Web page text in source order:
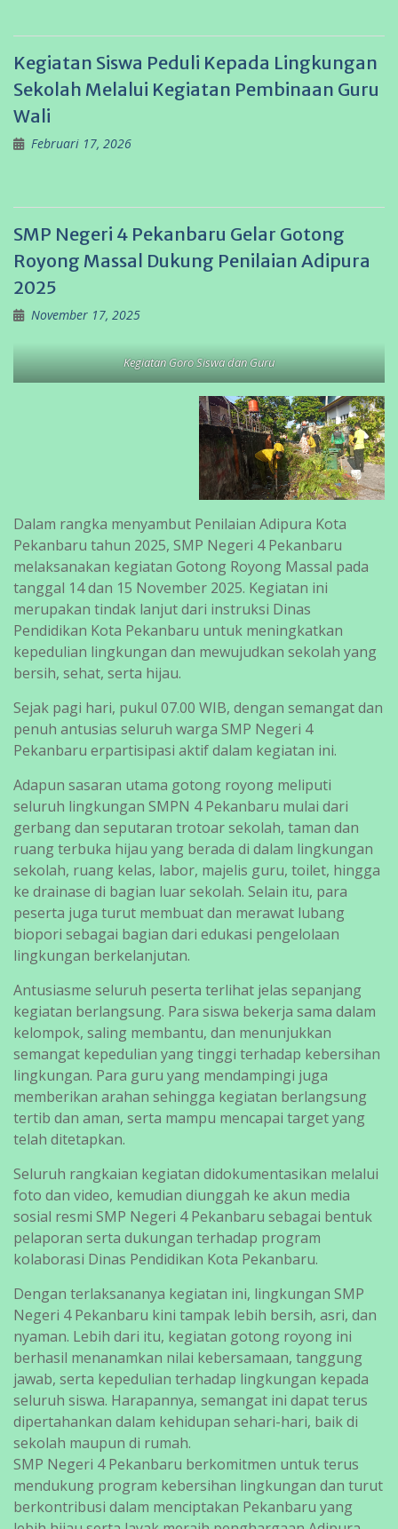
Kegiatan Siswa Peduli Kepada Lingkungan
Sekolah Melalui Kegiatan Pembinaan Guru
Wali
Februari 17, 2026
SMP Negeri 4 Pekanbaru Gelar Gotong
Royong Massal Dukung Penilaian Adipura
2025
November 17, 2025
Kegiatan Goro Siswa dan Guru
Dalam rangka menyambut Penilaian Adipura Kota
Pekanbaru tahun 2025, SMP Negeri 4 Pekanbaru
melaksanakan kegiatan Gotong Royong Massal pada
tanggal 14 dan 15 November 2025. Kegiatan ini
merupakan tindak lanjut dari instruksi Dinas
Pendidikan Kota Pekanbaru untuk meningkatkan
kepedulian lingkungan dan mewujudkan sekolah yang
bersih, sehat, serta hijau.
Sejak pagi hari, pukul 07.00 WIB, dengan semangat dan
penuh antusias seluruh warga SMP Negeri 4
Pekanbaru erpartisipasi aktif dalam kegiatan ini.
Adapun sasaran utama gotong royong meliputi
seluruh lingkungan SMPN 4 Pekanbaru mulai dari
gerbang dan seputaran trotoar sekolah, taman dan
ruang terbuka hijau yang berada di dalam lingkungan
sekolah, ruang kelas, labor, majelis guru, toilet, hingga
ke drainase di bagian luar sekolah. Selain itu, para
peserta juga turut membuat dan merawat lubang
biopori sebagai bagian dari edukasi pengelolaan
lingkungan berkelanjutan.
Antusiasme seluruh peserta terlihat jelas sepanjang
kegiatan berlangsung. Para siswa bekerja sama dalam
kelompok, saling membantu, dan menunjukkan
semangat kepedulian yang tinggi terhadap kebersihan
lingkungan. Para guru yang mendampingi juga
memberikan arahan sehingga kegiatan berlangsung
tertib dan aman, serta mampu mencapai target yang
telah ditetapkan.
Seluruh rangkaian kegiatan didokumentasikan melalui
foto dan video, kemudian diunggah ke akun media
sosial resmi SMP Negeri 4 Pekanbaru sebagai bentuk
pelaporan serta dukungan terhadap program
kolaborasi Dinas Pendidikan Kota Pekanbaru.
Dengan terlaksananya kegiatan ini, lingkungan SMP
Negeri 4 Pekanbaru kini tampak lebih bersih, asri, dan
nyaman. Lebih dari itu, kegiatan gotong royong ini
berhasil menanamkan nilai kebersamaan, tanggung
jawab, serta kepedulian terhadap lingkungan kepada
seluruh siswa. Harapannya, semangat ini dapat terus
dipertahankan dalam kehidupan sehari-hari, baik di
sekolah maupun di rumah.
SMP Negeri 4 Pekanbaru berkomitmen untuk terus
mendukung program kebersihan lingkungan dan turut
berkontribusi dalam menciptakan Pekanbaru yang